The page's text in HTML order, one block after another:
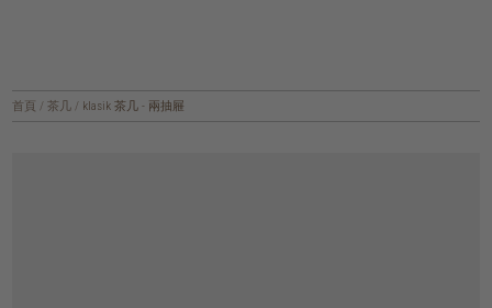
首頁 / 茶几 / klasik 茶几 - 兩抽屜